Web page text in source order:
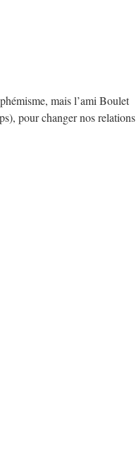
mais l’ami Boulet
pour changer nos relations